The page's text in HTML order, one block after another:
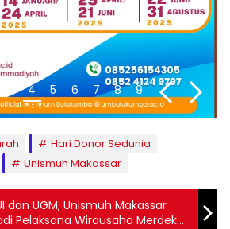
3 4 5 6 7 8 9
Hari Donor Sedunia
Unismuh Makassar
dan UGM, Unismuh Makassar
Pelaksana Wirausaha Merdeka